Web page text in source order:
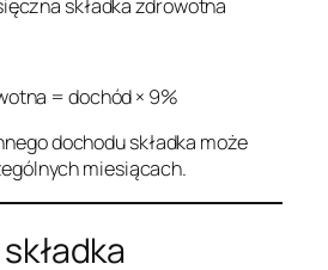
składka zdrowotna
= dochód × 9%
dochodu składka może
miesiącach.